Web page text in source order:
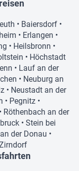
• Baiersdorf •
• Erlangen •
• Heilsbronn •
• Höchstadt
• Lauf an der
• Neuburg an
• Neustadt an der
• Pegnitz •
• Röthenbach an der
• Stein bei
der Donau •